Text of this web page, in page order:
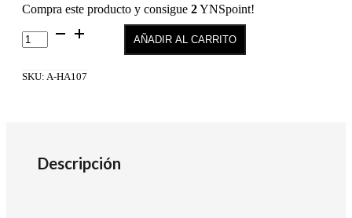
Compra este producto y consigue 2YNSpoint!
Esmalte
de
Hipoalergenico
AÑADIR AL CARRITO
SKU: A-HA107
Descripción